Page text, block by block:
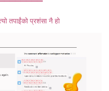
तपाईंको प्रशंसा नै हो